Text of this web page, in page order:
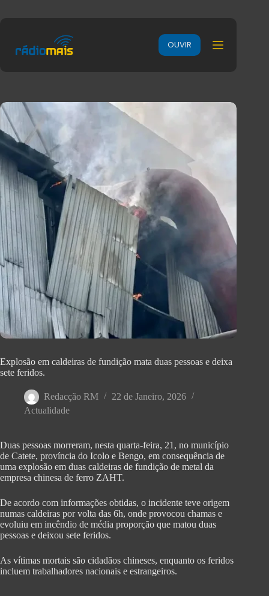
OUVIR
Explosão em caldeiras de fundição mata duas pessoas e deixa
sete feridos.
Redacção RM
22 de Janeiro, 2026
Actualidade
Duas pessoas morreram, nesta quarta-feira, 21, no município
de Catete, província do Icolo e Bengo, em consequência de
uma explosão em duas caldeiras de fundição de metal da
empresa chinesa de ferro ZAHT.
De acordo com informações obtidas, o incidente teve origem
numas caldeiras por volta das 6h, onde provocou chamas e
evoluiu em incêndio de média proporção que matou duas
pessoas e deixou sete feridos.
As vítimas mortais são cidadãos chineses, enquanto os feridos
incluem trabalhadores nacionais e estrangeiros.